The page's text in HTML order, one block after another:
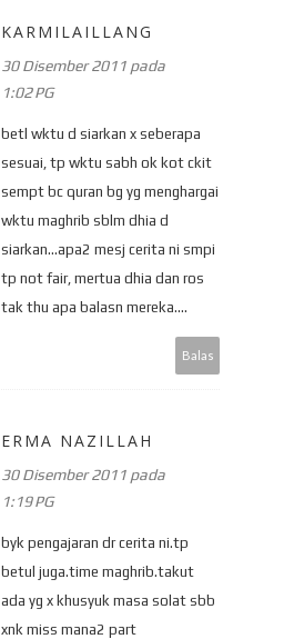
KARMILAILLANG
30 Disember 2011 pada
1:02 PG
betl wktu d siarkan x seberapa
sesuai, tp wktu sabh ok kot ckit
sempt bc quran bg yg menghargai
wktu maghrib sblm dhia d
siarkan...apa2 mesj cerita ni smpi
tp not fair, mertua dhia dan ros
tak thu apa balasn mereka....
Balas
ERMA NAZILLAH
30 Disember 2011 pada
1:19 PG
byk pengajaran dr cerita ni.tp
betul juga.time maghrib.takut
ada yg x khusyuk masa solat sbb
xnk miss mana2 part